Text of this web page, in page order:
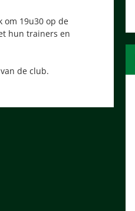
om 19u30 op de
hun trainers en
de club.